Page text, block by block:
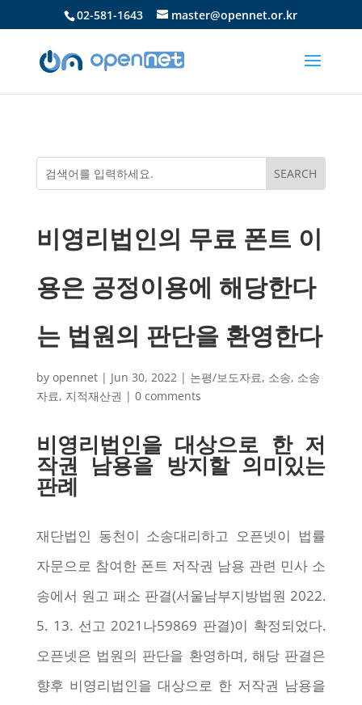
02-581-1643 master@opennet.or.kr
비영리법인의 무료 폰트 이
용은 공정이용에 해당한다
는 법원의 판단을 환영한다
by opennet| Jun 30, 2022| 논평/보도자료, 소송, 소송
자료, 지적재산권 | 0 comments
비영리법인을 대상으로 한 저
작권 남용을 방지할 의미있는
판례
재단법인 동천이 소송대리하고 오픈넷이 법률
자문으로 참여한 폰트 저작권 남용 관련 민사 소
송에서 원고 패소 판결(서울남부지방법원 2022.
5. 13. 선고 2021나59869 판결)이 확정되었다.
오픈넷은 법원의 판단을 환영하며, 해당 판결은
향후 비영리법인을 대상으로 한 저작권 남용을